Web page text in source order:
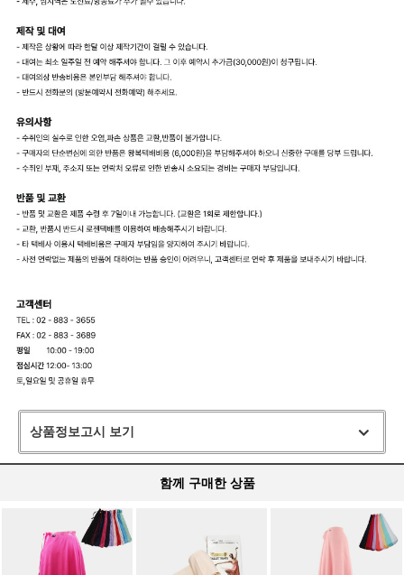
상품정보고시 보기
함께 구매한 상품